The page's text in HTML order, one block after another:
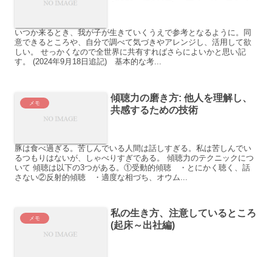
いつか来るとき、我が子が生きていくうえで参考となるように。同
意できるところや、自分で調べて気づきやアレンジし、活用して欲
しい。 せっかくなので全世界に共有すればさらによいかと思い記
す。 (2024年9月18日追記) 基本的な考...
メモ
傾聴力の磨き方: 他人を理解し、
共感するための技術
豚は食べ過ぎる。苦しんでいる人間は話しすぎる。私は苦しんでい
るつもりはないが、しゃべりすぎである。 傾聴力のテクニックにつ
いて 傾聴は以下の3つがある。①受動的傾聴 ・とにかく聴く、話
さない②反射的傾聴 ・適度な相づち、オウム...
メモ
私の生き方、注意しているところ
(起床～出社編)